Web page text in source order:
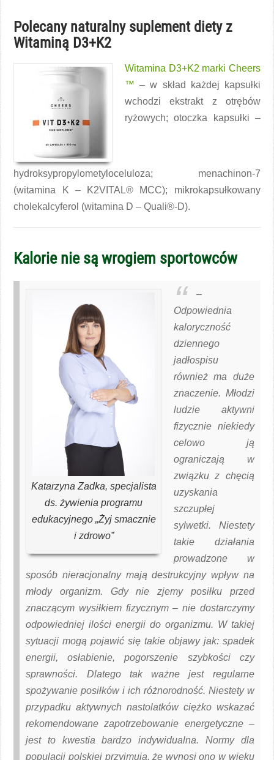
Polecany naturalny suplement diety z
Witaminą D3+K2
Witamina D3+K2 marki Cheers
™ – w skład każdej kapsułki
wchodzi ekstrakt z otrębów
ryżowych; otoczka kapsułki –
hydroksypropylometyloceluloza; menachinon-7
(witamina K – K2VITAL® MCC); mikrokapsułkowany
cholekalcyferol (witamina D – Quali®-D).
Kalorie nie są wrogiem sportowców
Katarzyna Zadka, specjalista
ds. żywienia programu
edukacyjnego „Żyj smacznie
i zdrowo”
–
Odpowiednia
kaloryczność
dziennego
jadłospisu
również ma duże
znaczenie. Młodzi
ludzie aktywni
fizycznie niekiedy
celowo ją
ograniczają w
związku z chęcią
uzyskania
szczupłej
sylwetki. Niestety
takie działania
prowadzone w
sposób nieracjonalny mają destrukcyjny wpływ na
młody organizm. Gdy nie zjemy posiłku przed
znaczącym wysiłkiem fizycznym – nie dostarczymy
odpowiedniej ilości energii do organizmu. W takiej
sytuacji mogą pojawić się takie objawy jak: spadek
energii, osłabienie, pogorszenie szybkości czy
sprawności. Dlatego tak ważne jest regularne
spożywanie posiłków i ich różnorodność. Niestety w
przypadku aktywnych nastolatków ciężko wskazać
rekomendowane zapotrzebowanie energetyczne –
jest to kwestia bardzo indywidualna. Normy dla
populacji polskiej przyjmują, że wynosi ono w wieku